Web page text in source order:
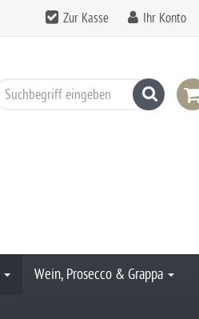
Zur Kasse Ihr Konto
Suchen
Wein, Prosecco & Grappa